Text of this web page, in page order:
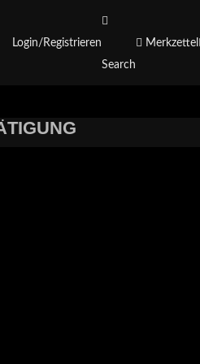
Login/Registrieren
Search
Merkzettel